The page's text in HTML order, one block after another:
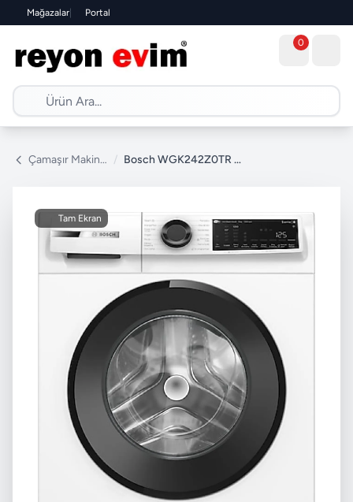
Mağazalar| Portal
0
Çamaşır Makinesi / Bosch WGK242Z0TR 1200 Devir 9 kg Çamaşır Makinesi
Tam Ekran